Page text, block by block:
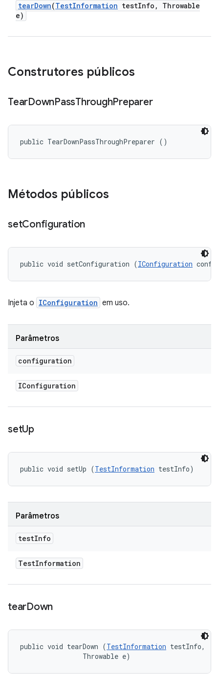
tearDown(TestInformation testInfo ,
Throwable
e)
Construtores públicos
TearDownPassThroughPreparer
public TearDownPassThroughPreparer ()
Métodos públicos
setConfiguration
public void setConfiguration (IConfiguration
Injeta o IConfiguration em uso.
Parâmetros
configuration
IConfiguration
setUp
public void setUp (TestInformation testInfo)
Parâmetros
testInfo
TestInformation
tearDown
public void tearDown (TestInformation testInfo,
                Throwable e)